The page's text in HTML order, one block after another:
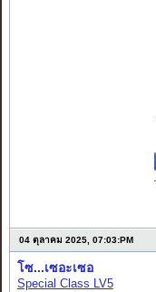
04 ตุลาคม 2025, 07:03:PM
โซ...เซอะเซอ
Special Class LV5